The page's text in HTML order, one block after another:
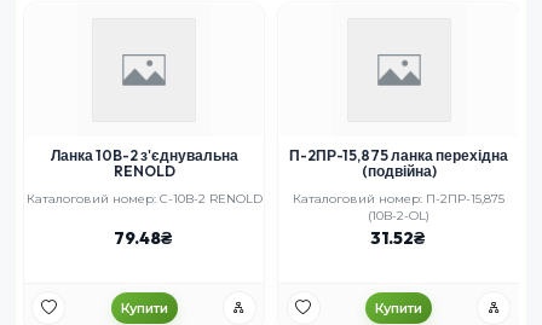
Ланка 10B-2 з'єднувальна
RENOLD
Каталоговий номер: C-10B-2 RENOLD
79.48
Купити
П-2ПР-15,875 ланка перехідна
(подвійна)
Каталоговий номер: П-2ПР-15,875
(10B-2-OL)
31.52
Купити